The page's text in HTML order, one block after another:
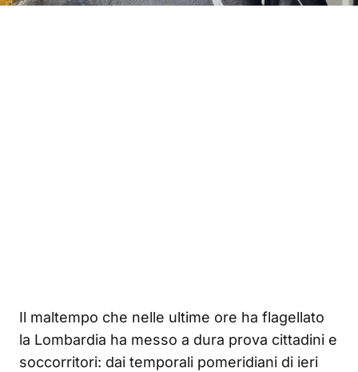
Il maltempo che nelle ultime ore ha flagellato
la Lombardia ha messo a dura prova cittadini e
soccorritori: dai temporali pomeridiani di ieri